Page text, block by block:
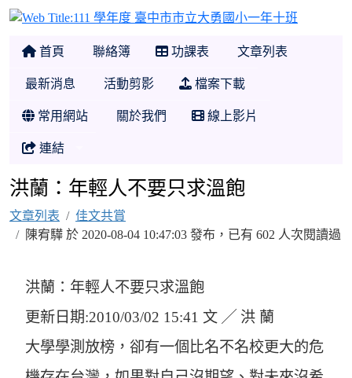
首頁 聯絡簿 功課表 文章列表
最新消息 活動剪影 檔案下載
常用網站 關於我們 線上影片
連結
洪蘭：年輕人不要只求溫飽
文章列表
佳文共賞
陳宥驊 於 2020-08-04 10:47:03 發布，已有 602 人次閱讀過
洪蘭：年輕人不要只求溫飽
更新日期:2010/03/02 15:41 文 ╱ 洪 蘭
大學學測放榜，卻有一個比名不名校更大的危